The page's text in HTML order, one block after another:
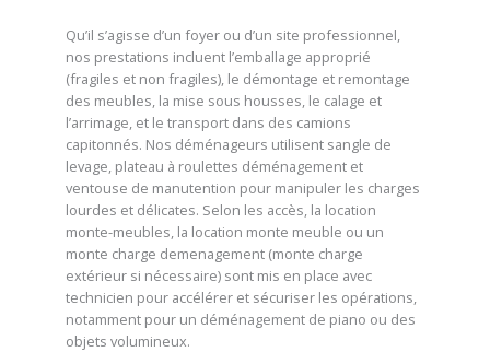
Qu’il s’agisse d’un foyer ou d’un site professionnel,
nos prestations incluent l’emballage approprié
(fragiles et non fragiles), le démontage et remontage
des meubles, la mise sous housses, le calage et
l’arrimage, et le transport dans des camions
capitonnés. Nos déménageurs utilisent sangle de
levage, plateau à roulettes déménagement et
ventouse de manutention pour manipuler les charges
lourdes et délicates. Selon les accès, la location
monte-meubles, la location monte meuble ou un
monte charge demenagement (monte charge
extérieur si nécessaire) sont mis en place avec
technicien pour accélérer et sécuriser les opérations,
notamment pour un déménagement de piano ou des
objets volumineux.